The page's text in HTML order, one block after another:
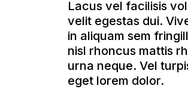
Lacus vel facilisis
velit egestas dui.
in aliquam sem
nisl rhoncus mattis
urna neque. Vel
eget lorem dolor.